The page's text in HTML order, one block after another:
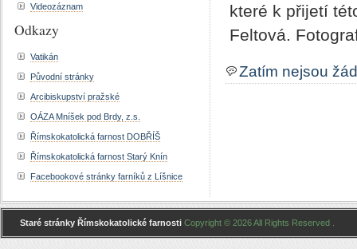
které k přijetí
Feltová.
Zatím nejsou
Videozáznam
Odkazy
Vatikán
Původní stránky
Arcibiskupství pražské
OÁZA Mníšek pod Brdy, z.s.
Římskokatolická farnost DOBŘÍŠ
Římskokatolická farnost Starý Knín
Facebookové stránky farníků z Líšnice
Staré stránky Římskokatolické farnosti Copyright © 2026 All Rights Reserved .